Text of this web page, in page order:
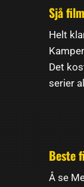
Sjå
Helt
Det
serier
Beste
Å se